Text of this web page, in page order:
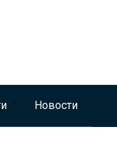
Новости